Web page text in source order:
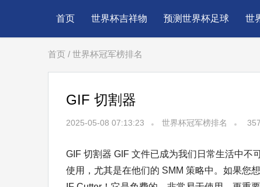
首页 世界杯吉祥物 预测世界杯足球 世
首页 / 世界杯冠军榜排名
GIF 切割器
2025-05-08 07:13:23 世界杯冠军榜排名
GIF 切割器 GIF 文件已成为我们日常生活中不
使用，尤其是在他们的 SMM 策略中。如果您